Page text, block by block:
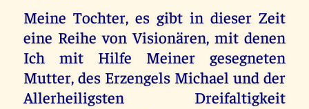
Meine Tochter, es gibt in dieser Zeit
eine Reihe von Visionären, mit denen
Ich mit Hilfe Meiner gesegneten
Mutter, des Erzengels Michael und der
Allerheiligsten Dreifaltigkeit